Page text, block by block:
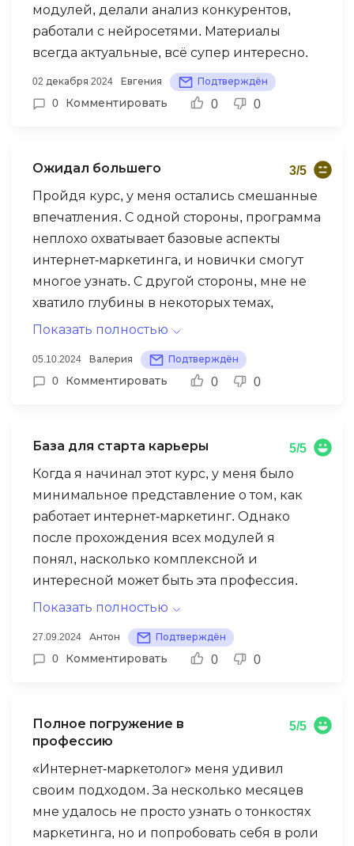
но благодаря разбору на вебинаре
наконец разобралась, что и где смотреть.
Пока довольна.
модулей, делали анализ конкурентов,
работали с нейросетями. Материалы
всегда актуальные, всё супер интересно.
02 декабря 2024 Евгения Подтверждён
0 Комментировать 0 0
Ожидал большего
3/5
Пройдя курс, у меня остались смешанные
впечатления. С одной стороны, программа
неплохо охватывает базовые аспекты
интернет-маркетинга, и новички смогут
многое узнать. С другой стороны, мне не
хватило глубины в некоторых темах,
особенно в контекстной рекламе и SEO.
ограничено, и преподаватели лишь
скользили по поверхности. Для тех, кто
знания, можно разочароваться. Кроме
того, я ожидал больше поддержки со
стороны преподавателей, но на сложные
вопросы ответы приходили не всегда
оперативно
Показать полностью
05.10.2024 Валерия Подтверждён
0 Комментировать 0 0
База для старта карьеры
5/5
Когда я начинал этот курс, у меня было
минимальное представление о том, как
работает интернет-маркетинг. Однако
после прохождения всех модулей я
понял, насколько комплексной и
интересной может быть эта профессия.
Преподаватели Digital Skills Academy –
чувствуется: они не просто учат по
учебникам, а делятся реальными кейсами
реальным задачам на работе, даже успел
попробовать несколько инструментов на
своём собственном проекте, и результаты
не заставили себя ждать.
Показать полностью
27.09.2024 Антон Подтверждён
0 Комментировать 0 0
Полное погружение в
профессию
5/5
«Интернет-маркетолог» меня удивил
своим подходом. За несколько месяцев
мне удалось не просто узнать о тонкостях
маркетинга, но и попробовать себя в роли